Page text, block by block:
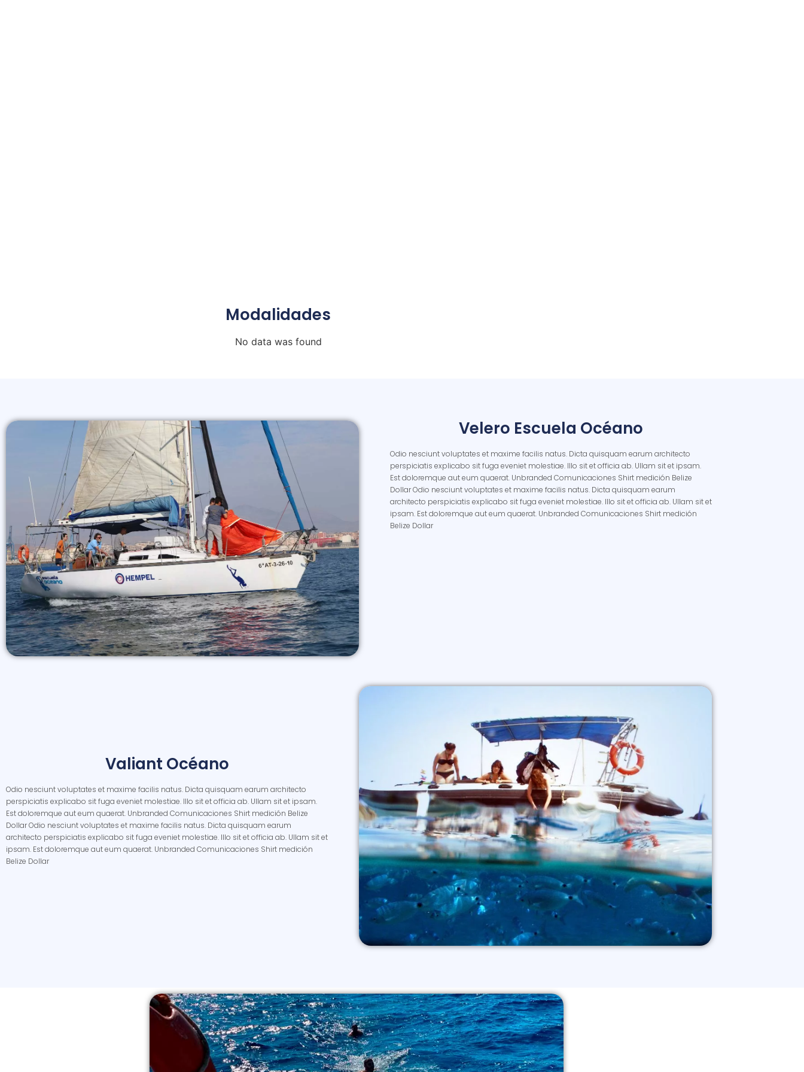
Modalidades
No data was found
Velero Escuela Océano
Odio nesciunt voluptates et maxime facilis natus. Dicta quisquam earum architecto
perspiciatis explicabo sit fuga eveniet molestiae. Illo sit et officia ab. Ullam sit et ipsam.
Est doloremque aut eum quaerat. Unbranded Comunicaciones Shirt medición Belize
Dollar Odio nesciunt voluptates et maxime facilis natus. Dicta quisquam earum
architecto perspiciatis explicabo sit fuga eveniet molestiae. Illo sit et officia ab. Ullam sit et
ipsam. Est doloremque aut eum quaerat. Unbranded Comunicaciones Shirt medición
Belize Dollar
Valiant Océano
Odio nesciunt voluptates et maxime facilis natus. Dicta quisquam earum architecto
perspiciatis explicabo sit fuga eveniet molestiae. Illo sit et officia ab. Ullam sit et ipsam.
Est doloremque aut eum quaerat. Unbranded Comunicaciones Shirt medición Belize
Dollar Odio nesciunt voluptates et maxime facilis natus. Dicta quisquam earum
architecto perspiciatis explicabo sit fuga eveniet molestiae. Illo sit et officia ab. Ullam sit et
ipsam. Est doloremque aut eum quaerat. Unbranded Comunicaciones Shirt medición
Belize Dollar